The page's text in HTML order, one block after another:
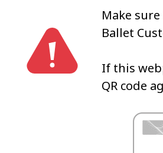
Make
Ballet
If this
QR code